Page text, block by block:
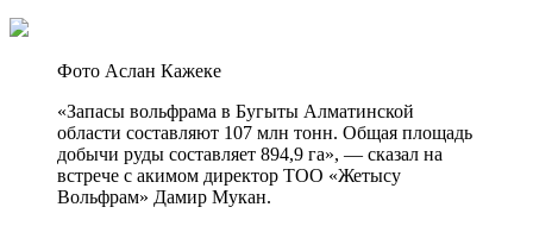
Фото Аслан Кажеке
«Запасы вольфрама в Бугыты Алматинской
области составляют 107 млн тонн. Общая площадь
добычи руды составляет 894,9 га», — сказал на
встрече с акимом директор ТОО «Жетысу
Вольфрам» Дамир Мукан.